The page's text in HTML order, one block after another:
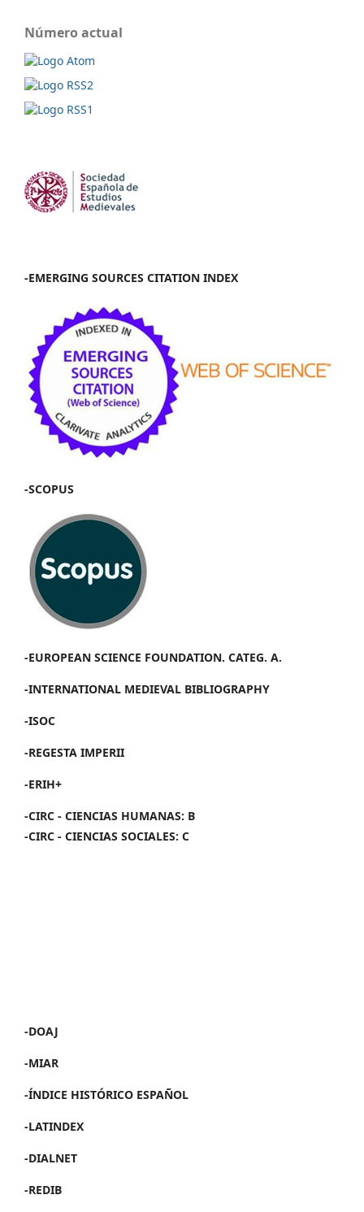
Número actual
-EMERGING SOURCES CITATION INDEX
-SCOPUS
-EUROPEAN SCIENCE FOUNDATION. CATEG. A.
-INTERNATIONAL MEDIEVAL BIBLIOGRAPHY
-ISOC
-REGESTA IMPERII
-ERIH+
-CIRC - CIENCIAS HUMANAS: B
-CIRC - CIENCIAS SOCIALES: C
-DOAJ
-MIAR
-ÍNDICE HISTÓRICO ESPAÑOL
-LATINDEX
-DIALNET
-REDIB